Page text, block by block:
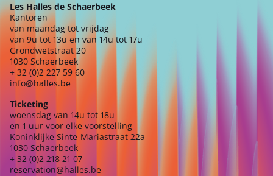
Les Halles de Schaerbeek
Kantoren
van maandag tot vrijdag
van 9u tot 13u en van 14u tot 17u
Grondwetstraat 20
1030 Schaerbeek
+ 32 (0)2 227 59 60
info@halles.be
Ticketing
woensdag van 14u tot 18u
en 1 uur voor elke voorstelling
Koninklijke Sinte-Mariastraat 22a
1030 Schaerbeek
+ 32 (0)2 218 21 07
reservation@halles.be